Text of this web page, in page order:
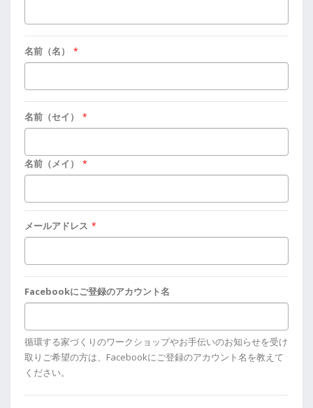
名前（名） *
名前（セイ） *
名前（メイ） *
メールアドレス *
Facebookにご登録のアカウント名
循環する家づくりのワークショップやお手伝いのお知らせを受け
取りご希望の方は、Facebookにご登録のアカウント名を教えて
ください。